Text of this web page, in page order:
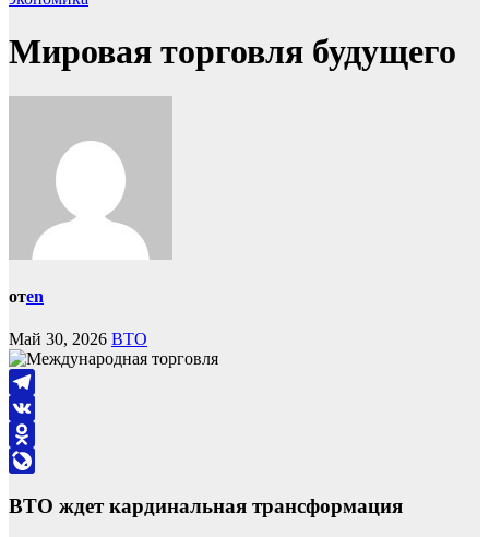
Мировая торговля будущего
отen
Май 30, 2026 ВТО
Telegram
VK
Odnoklassniki
ВТО ждет кардинальная трансформация